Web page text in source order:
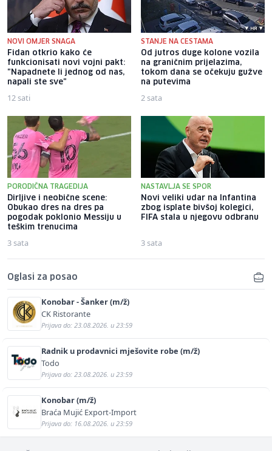
NOVI OMJER SNAGA
Fidan otkrio kako će
funkcionisati novi vojni pakt:
"Napadnete li jednog od nas,
napali ste sve"
12 sati
STANJE NA CESTAMA
Od jutros duge kolone vozila
na graničnim prijelazima,
tokom dana se očekuju gužve
na putevima
2 sata
PORODIČNA TRAGEDIJA
Dirljive i neobične scene:
Obukao dres na dres pa
pogodak poklonio Messiju u
teškim trenucima
3 sata
NASTAVLJA SE SPOR
Novi veliki udar na Infantina
zbog isplate bivšoj kolegici,
FIFA stala u njegovu odbranu
3 sata
Oglasi za posao
Konobar - Šanker (m/ž)
CK Ristorante
Prijava do: 23.08.2026. u 23:59
Radnik u prodavnici mješovite robe (m/ž)
Todo
Prijava do: 23.08.2026. u 23:59
Konobar (m/ž)
Braća Mujić Export-Import
Prijava do: 16.08.2026. u 23:59